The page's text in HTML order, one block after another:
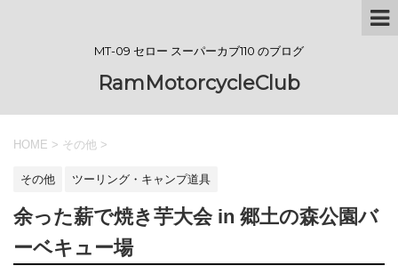
MT-09 セロー スーパーカブ110 のブログ
RamMotorcycleClub
HOME > その他 >
その他 ツーリング・キャンプ道具
余った薪で焼き芋大会 in 郷土の森公園バ
ーベキュー場